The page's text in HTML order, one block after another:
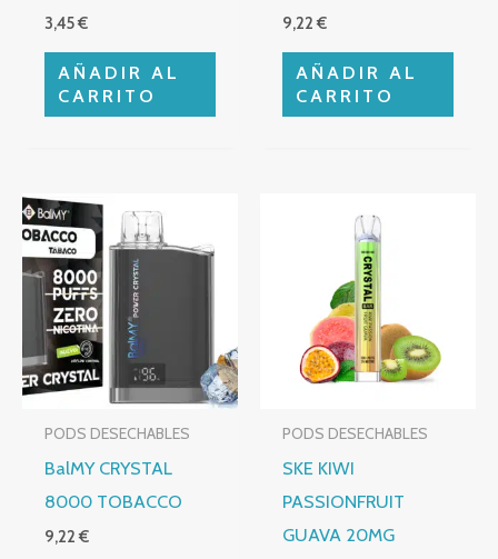
3,45€
AÑADIR AL
CARRITO
9,22€
AÑADIR AL
CARRITO
PODS DESECHABLES
BalMY CRYSTAL
8000 TOBACCO
9,22€
PODS DESECHABLES
SKE KIWI
PASSIONFRUIT
GUAVA 20MG